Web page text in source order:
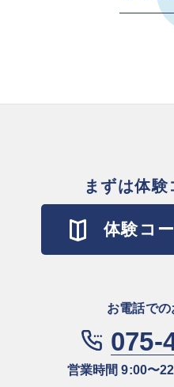
まずは体験
体験コ
お電話で
075-
営業時間 9:00〜